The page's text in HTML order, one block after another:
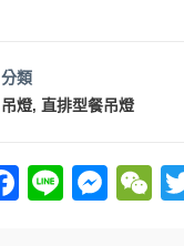
分類
吊燈,直排型餐吊燈
F
a
Li
n
M
es
W
e